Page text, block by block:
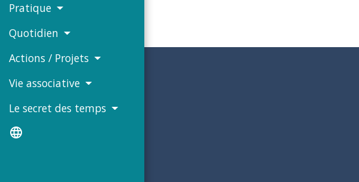
Pratique
Quotidien
Actions / Projets
Vie associative
Le secret des temps
language